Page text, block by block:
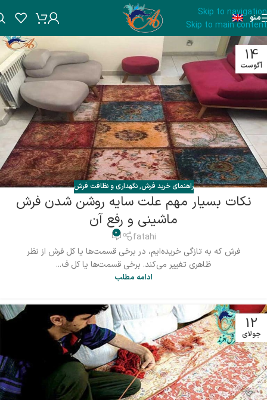
Skip to navigation
Skip to main content
منو
14
آگوست
راهنمای خرید فرش,نگهداری و نظافت فرش
نکات بسیار مهم علت سایه روشن شدن فرش
ماشینی و رفع آن
fatahi
0
فرش که به تازگی خریده‌ایم، در برخی قسمت‌ها یا کل فرش از نظر
ظاهری تغییر می‌کند. برخی قسمت‌ها یا کل ف...
ادامه مطلب
12
جولای